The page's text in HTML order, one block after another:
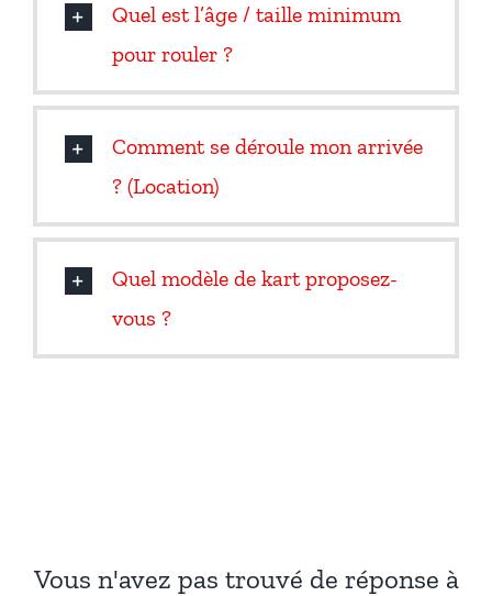
Quel est l’âge / taille minimum
pour rouler ?
Comment se déroule mon arrivée
? (Location)
Quel modèle de kart proposez-
vous ?
Vous n'avez pas trouvé de réponse à